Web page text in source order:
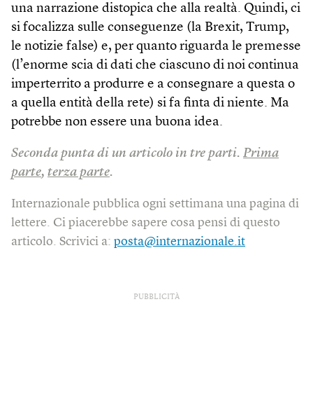
una narrazione distopica che alla realtà. Quindi, ci
si focalizza sulle conseguenze (la Brexit, Trump,
le notizie false) e, per quanto riguarda le premesse
(l’enorme scia di dati che ciascuno di noi continua
imperterrito a produrre e a consegnare a questa o
a quella entità della rete) si fa finta di niente. Ma
potrebbe non essere una buona idea.
Seconda punta di un articolo in tre parti. Prima
parte, terza parte.
Internazionale pubblica ogni settimana una pagina di
lettere. Ci piacerebbe sapere cosa pensi di questo
articolo. Scrivici a: posta@internazionale.it
PUBBLICITÀ